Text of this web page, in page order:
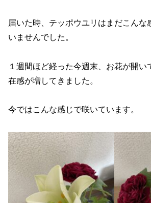
届いた時、テッポウユリはまだこんな
いませんでした。
１週間ほど経った今週末、お花が開い
在感が増してきました。
今ではこんな感じで咲いています。